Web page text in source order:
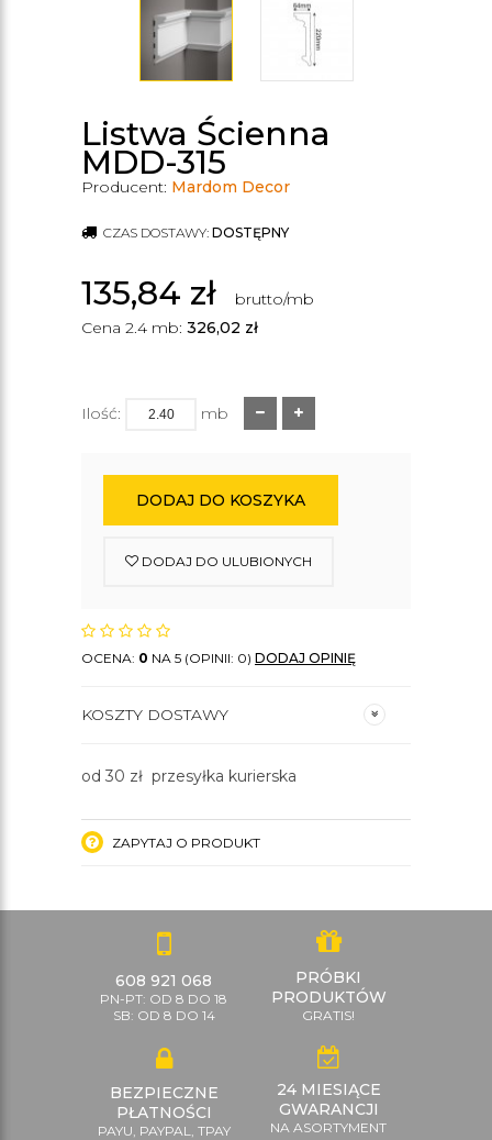
Listwa Ścienna
MDD-315
Producent: Mardom Decor
CZAS DOSTAWY: DOSTĘPNY
135,84 zł
brutto/mb
Cena 2.4 mb: 326,02 zł
Ilość: mb
DODAJ DO KOSZYKA
DODAJ DO ULUBIONYCH
OCENA: 0 NA 5 (OPINII: 0) DODAJ OPINIĘ
KOSZTY DOSTAWY
od 30 zł przesyłka kurierska
ZAPYTAJ O PRODUKT
608 921 068
PN-PT: OD 8 DO 18
SB: OD 8 DO 14
PRÓBKI
PRODUKTÓW
GRATIS!
BEZPIECZNE
PŁATNOŚCI
PAYU, PAYPAL, TPAY
24 MIESIĄCE
GWARANCJI
NA ASORTYMENT